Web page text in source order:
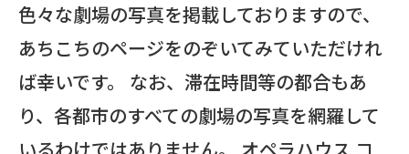
色々な劇場の写真を掲載しておりますので、
あちこちのページをのぞいてみていただけれ
ば幸いです。 なお、滞在時間等の都合もあ
り、各都市のすべての劇場の写真を網羅して